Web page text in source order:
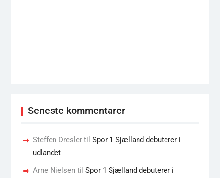
Seneste kommentarer
Steffen Dreslertil Spor 1 Sjælland debuterer i
udlandet
Arne Nielsentil Spor 1 Sjælland debuterer i